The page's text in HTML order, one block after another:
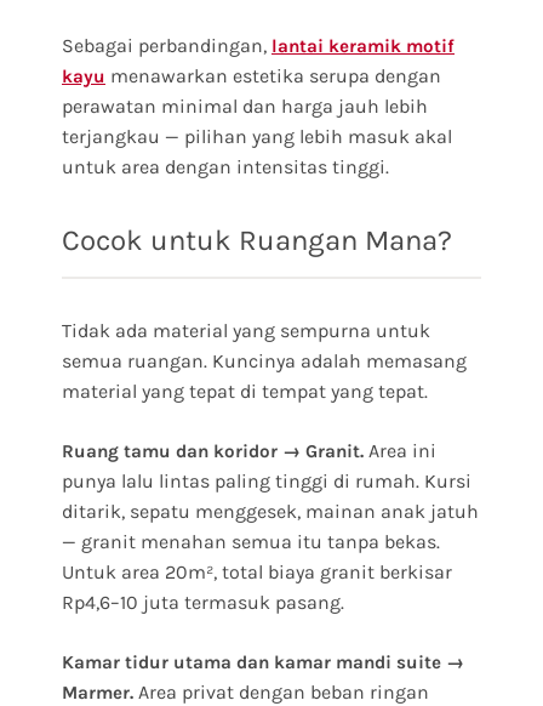
Sebagai perbandingan, lantai keramik motif
kayu menawarkan estetika serupa dengan
perawatan minimal dan harga jauh lebih
terjangkau — pilihan yang lebih masuk akal
untuk area dengan intensitas tinggi.
Cocok untuk Ruangan Mana?
Tidak ada material yang sempurna untuk
semua ruangan. Kuncinya adalah memasang
material yang tepat di tempat yang tepat.
Ruang tamu dan koridor → Granit. Area ini
punya lalu lintas paling tinggi di rumah. Kursi
ditarik, sepatu menggesek, mainan anak jatuh
— granit menahan semua itu tanpa bekas.
Untuk area 20m², total biaya granit berkisar
Rp4,6–10 juta termasuk pasang.
Kamar tidur utama dan kamar mandi suite →
Marmer. Area privat dengan beban ringan